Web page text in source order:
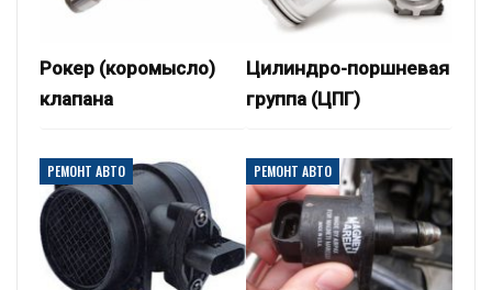
Рокер (коромысло)
клапана
Цилиндро-поршневая
группа (ЦПГ)
РЕМОНТ АВТО РЕМОНТ АВТО